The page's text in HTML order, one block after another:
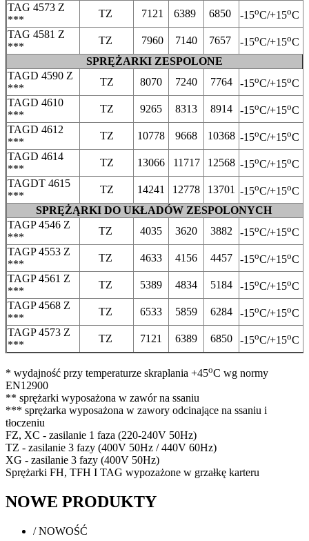
TAG 4573 Z
***
TZ 7121 6389 6850 -15oC/+15oC
TAG 4581 Z
***
TZ 7960 7140 7657 -15oC/+15oC
SPRĘŻARKI ZESPOLONE
TAGD 4590 Z
***
TZ 8070 7240 7764 -15oC/+15oC
TAGD 4610
***
TZ 9265 8313 8914 -15oC/+15oC
TAGD 4612
***
TZ 10778 9668 10368 -15oC/+15oC
TAGD 4614
***
TZ 13066 11717 12568 -15oC/+15oC
TAGDT 4615
***
TZ 14241 12778 13701 -15oC/+15oC
SPRĘŻĄRKI DO UKŁADÓW ZESPOLONYCH
TAGP 4546 Z
***
TZ 4035 3620 3882 -15oC/+15oC
TAGP 4553 Z
***
TZ 4633 4156 4457 -15oC/+15oC
TAGP 4561 Z
***
TZ 5389 4834 5184 -15oC/+15oC
TAGP 4568 Z
***
TZ 6533 5859 6284 -15oC/+15oC
TAGP 4573 Z
***
TZ 7121 6389 6850 -15oC/+15oC
* wydajność przy temperaturze skraplania +45oC wg normy
EN12900
** sprężarki wyposażona w zawór na ssaniu
*** sprężarka wyposażona w zawory odcinające na ssaniu i
tłoczeniu
FZ, XC - zasilanie 1 faza (220-240V 50Hz)
TZ - zasilanie 3 fazy (400V 50Hz / 440V 60Hz)
XG - zasilanie 3 fazy (400V 50Hz)
Sprężarki FH, TFH I TAG wypozażone w grzałkę karteru
NOWE PRODUKTY
/NOWOŚĆ